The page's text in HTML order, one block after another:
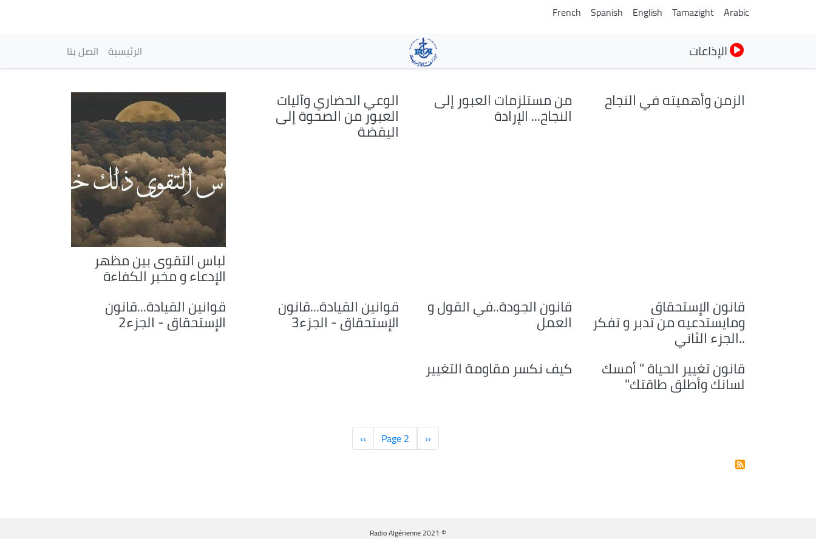
Arabic
Tamazight
English
Spanish
French
الإذاعات principale
الرئيسية اتصل بنا
الزمن وأهميته في النجاح من مستلزمات العبور إلى
النجاح... الإرادة
الوعي الحضاري وآليات
العبور من الصحوة إلى
اليقضة
لباس التقوى بين مظهر
الإدعاء و مخبر الكفاءة
قانون الإستحقاق
ومايستدعيه من تدبر و تفكر
..الجزء الثاني
قانون الجودة..في القول و
العمل
قوانين القيادة...قانون
الإستحقاق - الجزء3
قوانين القيادة...قانون
الإستحقاق - الجزء2
قانون تغيير الحياة " أمسك
لسانك وأطلق طاقتك"
كيف نكسر مقاومة التغيير
الصفحة
السابقة
‹‹
Page 2 الصفحة
التالية
››
© Radio Algérienne 2021